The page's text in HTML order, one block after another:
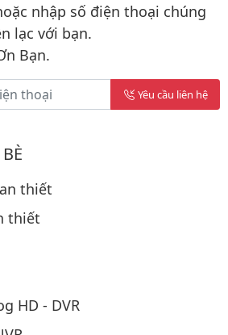
nhập số điện thoại chúng
lạc với bạn.
Bạn.
Yêu cầu liên hệ
thiết
thiết
HD - DVR